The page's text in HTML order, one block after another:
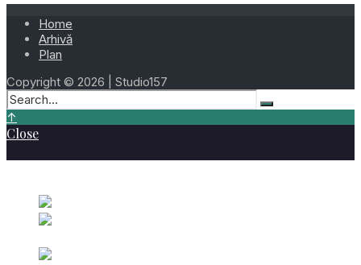
Home
Arhivă
Plan
Copyright © 2026 | Studio157
↑
Close